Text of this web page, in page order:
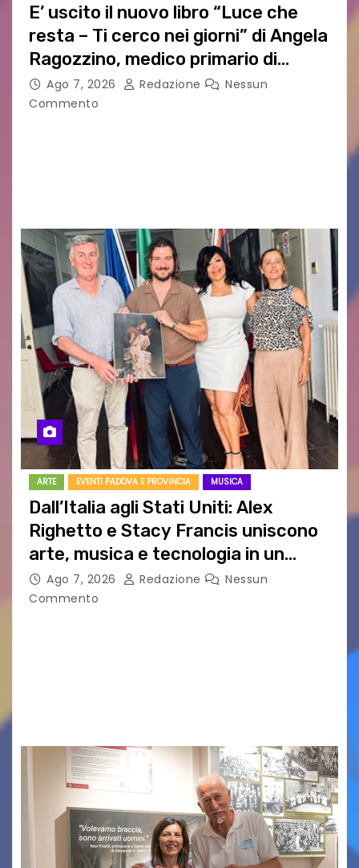
E’ uscito il nuovo libro “Luce che
resta – Ti cerco nei giorni” di Angela
Ragozzino, medico primario di
Capua
Ago 7, 2026 Redazione
Nessun
Commento
ARTE EVENTI PADOVA E PROVINCIA MUSICA
Dall’Italia agli Stati Uniti: Alex
Righetto e Stacy Francis uniscono
arte, musica e tecnologia in un
nuovo progetto internazionale”
Ago 7, 2026 Redazione
Nessun
Commento